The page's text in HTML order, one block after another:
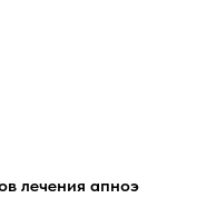
лечения апноэ